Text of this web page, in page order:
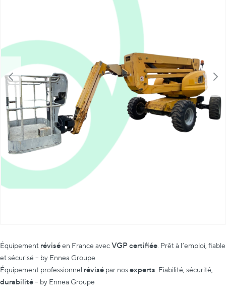
Équipement réviséen France avecVGP certifiée . Prêt à l’emploi, fiable
et sécurisé – by Ennea Groupe
Équipement professionnel révisé par nosexperts . Fiabilité, sécurité,
durabilité– by Ennea Groupe